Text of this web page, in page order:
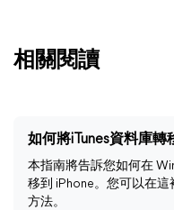
相關閱讀
如何將iTunes資料庫轉
本指南將告訴您如何在
移到 iPhone。您可以在這
方法。